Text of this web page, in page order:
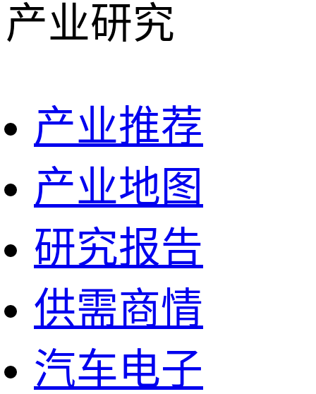
产业研究
产业推荐
产业地图
研究报告
供需商情
汽车电子